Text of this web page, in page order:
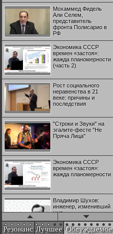
Мохаммед Фидель
Али Селем,
представитель
фронта Полисарио в
РФ
Экономика СССР
времен «застоя»:
жажда планомерности
(часть 2)
Рост социального
неравенства в 21
веке: причины и
последствия
"Строки и Звуки" на
эгалите-фесте "Не
Пряча Лица"
Экономика СССР
времен «застоя»:
жажда планомерности
Владимир Шухов:
инженер, изменивший
мир
Резонанс Лучшее Обсуждаемое